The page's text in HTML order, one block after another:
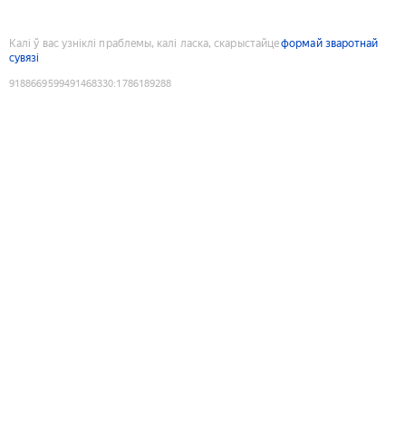
Калі ў вас узніклі праблемы, калі ласка, скарыстайцеформай зваротнай
сувязі
9188669599491468330:1786189288